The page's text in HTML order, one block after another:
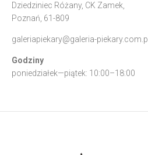
Dziedziniec Różany, CK Zamek,
Poznań, 61-809
galeriapiekary@galeria-piekary.com.pl
Godziny
poniedziałek—piątek: 10:00–18:00